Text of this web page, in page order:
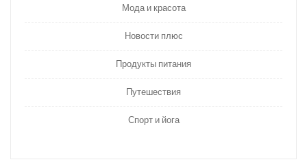
Мода и красота
Новости плюс
Продукты питания
Путешествия
Спорт и йога